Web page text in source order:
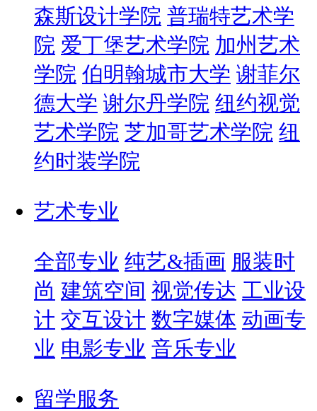
森斯设计学院 普瑞特艺术学
院 爱丁堡艺术学院 加州艺术
学院 伯明翰城市大学 谢菲尔
德大学 谢尔丹学院 纽约视觉
艺术学院 芝加哥艺术学院 纽
约时装学院
艺术专业
全部专业 纯艺&插画 服装时
尚 建筑空间 视觉传达 工业设
计 交互设计 数字媒体 动画专
业 电影专业 音乐专业
留学服务